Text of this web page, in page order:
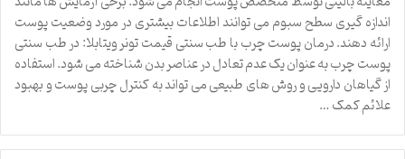
اندازه گیری سطح سبوم می توانند اطلاعات بیشتری در مورد وضعیت پوست
ارائه دهند. درمان پوست چرب با طب سنتی قیمت تونر ویتابلا: در طب سنتی
پوست چرب به عنوان یک عدم تعادل در عناصر بدن شناخته می شود. استفاده
از گیاهان دارویی و روش های طبیعی می تواند به کنترل چربی پوست و بهبود
علائم کمک …